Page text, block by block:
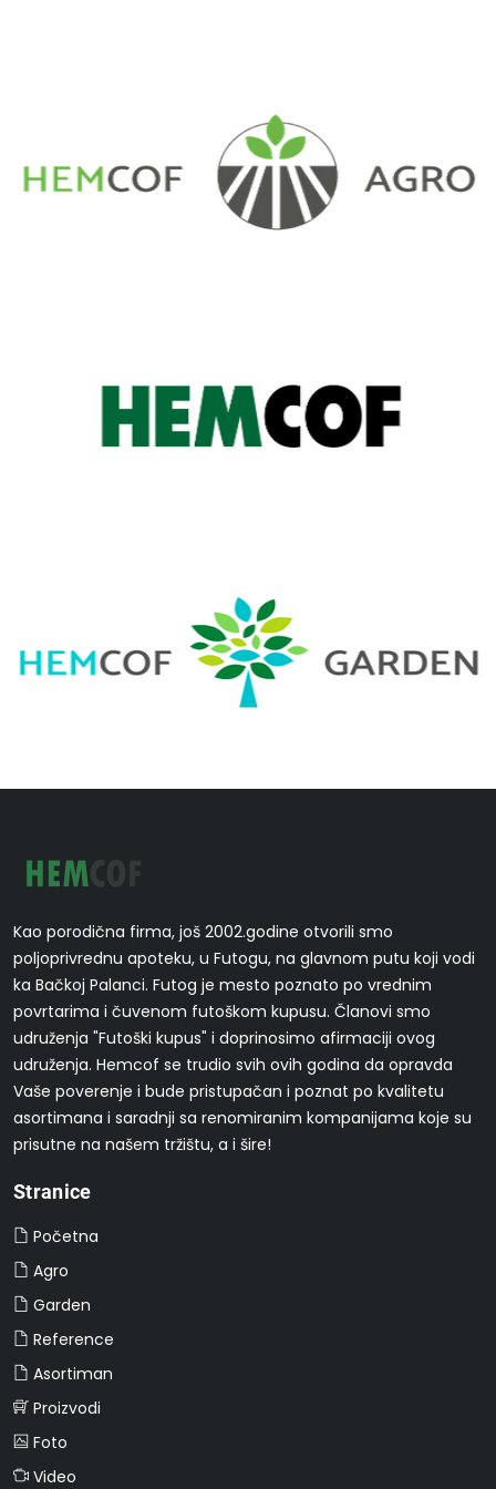
Kao porodična firma, još 2002.godine otvorili smo
poljoprivrednu apoteku, u Futogu, na glavnom putu koji vodi
ka Bačkoj Palanci. Futog je mesto poznato po vrednim
povrtarima i čuvenom futoškom kupusu. Članovi smo
udruženja "Futoški kupus" i doprinosimo afirmaciji ovog
udruženja. Hemcof se trudio svih ovih godina da opravda
Vaše poverenje i bude pristupačan i poznat po kvalitetu
asortimana i saradnji sa renomiranim kompanijama koje su
prisutne na našem tržištu, a i šire!
Stranice
Početna
Agro
Garden
Reference
Asortiman
Proizvodi
Foto
Video